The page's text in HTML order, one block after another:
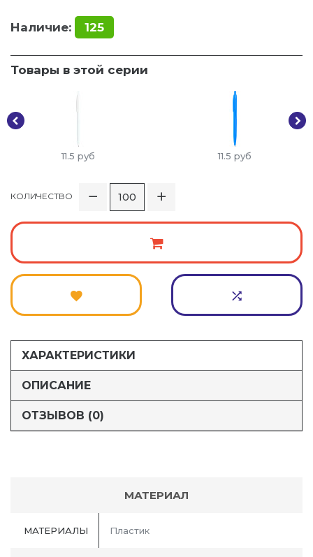
Наличие: 125
Товары в этой серии
11.5 руб 11.5 руб
КОЛИЧЕСТВО
ХАРАКТЕРИСТИКИ
ОПИСАНИЕ
ОТЗЫВОВ (0)
МАТЕРИАЛ
МАТЕРИАЛЫ Пластик